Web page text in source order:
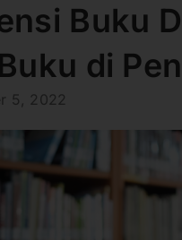
Buku
di
5, 2022